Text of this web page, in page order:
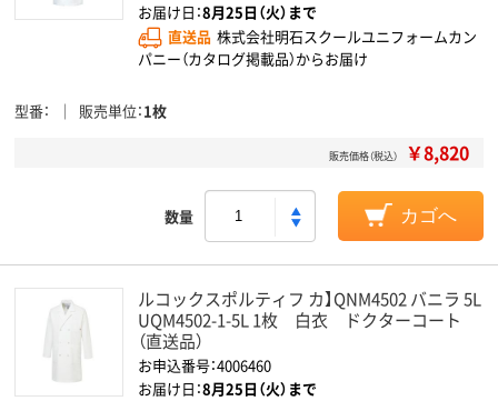
お届け日：8月25日（火）まで
直送品 株式会社明石スクールユニフォームカン
パニー（カタログ掲載品）からお届け
型番 販売単位 1枚
販売価格（税込） ￥8,820
数量 カゴへ
ルコックスポルティフ カ】QNM4502 バニラ 5L
UQM4502-1-5L 1枚 白衣 ドクターコート
（直送品）
お申込番号：4006460
お届け日：8月25日（火）まで